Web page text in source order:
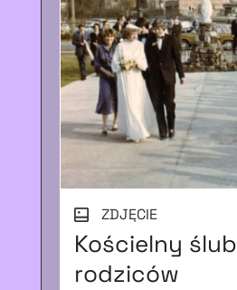
ZDJĘCIE
Kościelny ślub
rodziców